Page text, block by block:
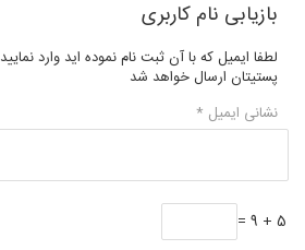
بازیابی نام کاربری
لطفا ایمیل که با آن ثبت نام نموده اید وارد
پستیتان ارسال خواهد شد
نشانی ایمیل *
5 + 9 =